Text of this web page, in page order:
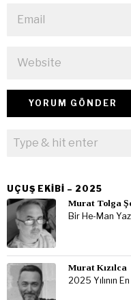
UÇUŞ EKIBI – 2025
Murat Tolga
Bir He-Man
Murat Kızılca
2025 Yılının